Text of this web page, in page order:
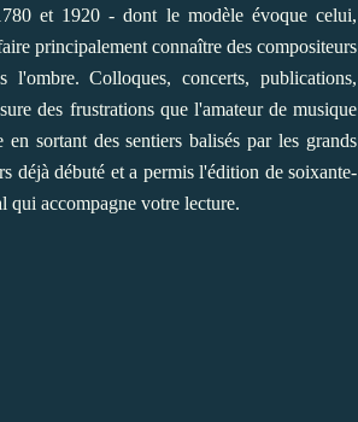
et 1920 - dont le modèle évoque celui,
principalement connaître des compositeurs
Colloques, concerts, publications,
des frustrations que l'amateur de musique
sortant des sentiers balisés par les grands
déjà débuté et a permis l'édition de soixante-
accompagne votre lecture.